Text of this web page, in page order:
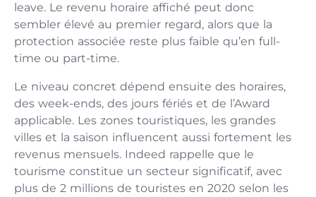
leave. Le revenu horaire affiché peut donc
sembler élevé au premier regard, alors que la
protection associée reste plus faible qu’en full-
time ou part-time.
Le niveau concret dépend ensuite des horaires,
des week-ends, des jours fériés et de l’Award
applicable. Les zones touristiques, les grandes
villes et la saison influencent aussi fortement les
revenus mensuels. Indeed rappelle que le
tourisme constitue un secteur significatif, avec
plus de 2 millions de touristes en 2020 selon les